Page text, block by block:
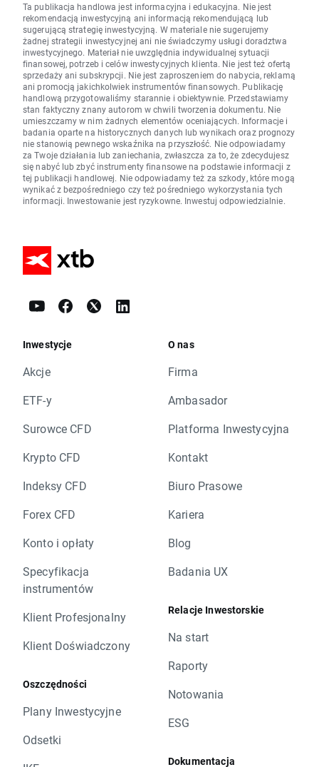
Ta publikacja handlowa jest informacyjna i edukacyjna. Nie jest
rekomendacją inwestycyjną ani informacją rekomendującą lub
sugerującą strategię inwestycyjną. W materiale nie sugerujemy
żadnej strategii inwestycyjnej ani nie świadczymy usługi doradztwa
inwestycyjnego. Materiał nie uwzględnia indywidualnej sytuacji
finansowej, potrzeb i celów inwestycyjnych klienta. Nie jest też ofertą
sprzedaży ani subskrypcji. Nie jest zaproszeniem do nabycia, reklamą
ani promocją jakichkolwiek instrumentów finansowych. Publikację
handlową przygotowaliśmy starannie i obiektywnie. Przedstawiamy
stan faktyczny znany autorom w chwili tworzenia dokumentu. Nie
umieszczamy w nim żadnych elementów oceniających. Informacje i
badania oparte na historycznych danych lub wynikach oraz prognozy
nie stanowią pewnego wskaźnika na przyszłość. Nie odpowiadamy
za Twoje działania lub zaniechania, zwłaszcza za to, że zdecydujesz
się nabyć lub zbyć instrumenty finansowe na podstawie informacji z
tej publikacji handlowej. Nie odpowiadamy też za szkody, które mogą
wynikać z bezpośredniego czy też pośredniego wykorzystania tych
informacji. Inwestowanie jest ryzykowne. Inwestuj odpowiedzialnie.
Inwestycje
Akcje
ETF-y
Surowce CFD
Krypto CFD
Indeksy CFD
Forex CFD
Konto i opłaty
Specyfikacja
instrumentów
Klient Profesjonalny
Klient Doświadczony
Oszczędności
Plany Inwestycyjne
Odsetki
O nas
Firma
Ambasador
Platforma Inwestycyjna
Kontakt
Biuro Prasowe
Kariera
Blog
Badania UX
Relacje Inwestorskie
Na start
Raporty
Notowania
ESG
Dokumentacja